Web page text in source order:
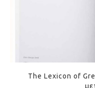
The Lexicon of